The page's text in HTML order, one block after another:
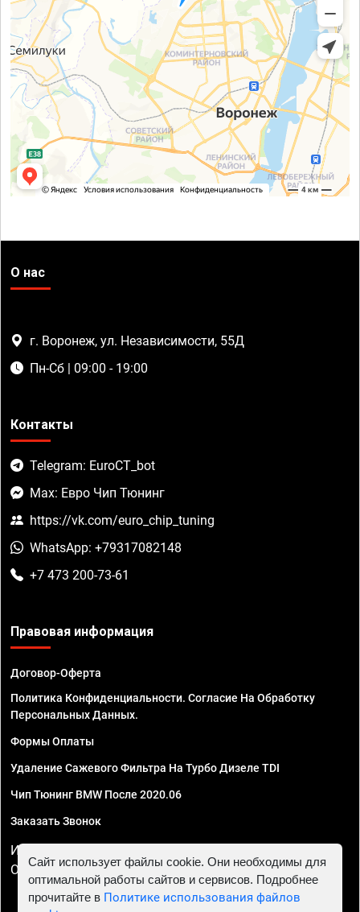
О нас
г. Воронеж, ул. Независимости, 55Д
Пн-Сб | 09:00 - 19:00
Контакты
Telegram: EuroCT_bot
Max: Евро Чип Тюнинг
https://vk.com/euro_chip_tuning
WhatsApp: +79317082148
+7 473 200-73-61
Правовая информация
Договор-Оферта
Политика Конфиденциальности. Согласие На Обработку
Персональных Данных.
Формы Оплаты
Удаление Сажевого Фильтра На Турбо Дизеле TDI
Чип Тюнинг BMW После 2020.06
Заказать Звонок
ИП Смирнов Георгий Павлович. ИНН 781302555843,
ОГРНИП 324470400032610
Сайт использует файлы cookie. Они необходимы для
оптимальной работы сайтов и сервисов. Подробнее
прочитайте в Политике использования файлов